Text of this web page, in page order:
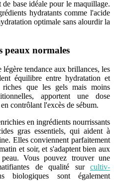
base idéale pour le maquillage.
hydratants comme l'acide
optimale sans alourdir la
peaux normales
tendance aux brillances, les
équilibre entre hydratation et
que les gels mais moins
apportent une dose
contrôlant l'excès de sébum.
en ingrédients nourrissants
gras essentiels, qui aident à
Elles conviennent parfaitement
et soir, et s'adaptent bien aux
Vous pouvez trouver une
de qualité sur cultiv-
sont également